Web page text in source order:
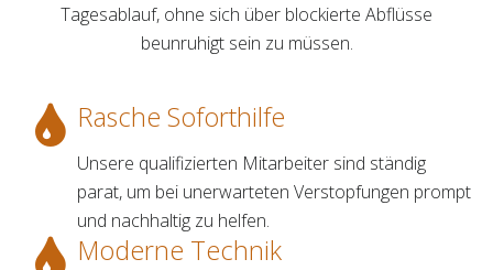
Tagesablauf, ohne sich über blockierte Abflüsse
beunruhigt sein zu müssen.
Rasche Soforthilfe
Unsere qualifizierten Mitarbeiter sind ständig
parat, um bei unerwarteten Verstopfungen prompt
und nachhaltig zu helfen.
Moderne Technik